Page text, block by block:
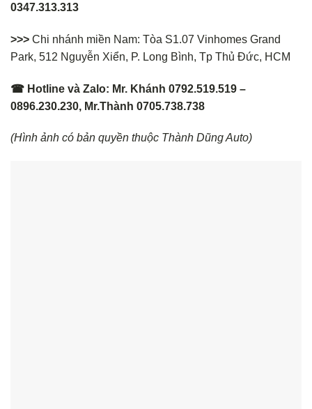
0347.313.313
>>> Chi nhánh miền Nam: Tòa S1.07 Vinhomes Grand
Park, 512 Nguyễn Xiển, P. Long Bình, Tp Thủ Đức, HCM
☎ Hotline và Zalo: Mr. Khánh 0792.519.519 –
0896.230.230, Mr.Thành 0705.738.738
(Hình ảnh có bản quyền thuộc Thành Dũng Auto)